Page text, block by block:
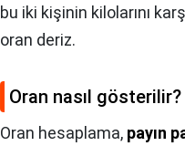
bu iki kişinin kilolarını
oran deriz.
Oran nasıl gösterilir?
Oran hesaplama, payın